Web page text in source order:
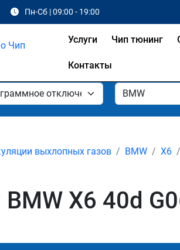
Пн-Сб | 09:00 - 19:00
Услуги Чип тюнинг
Контакты
выхлопных газов BMW X6
X6 40d